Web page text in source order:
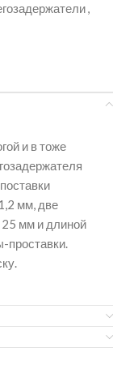
,
и в тоже
мм, две
мм и длиной
проставки.